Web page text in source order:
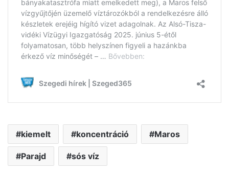
kiemelt koncentráció Maros
Parajd sós víz